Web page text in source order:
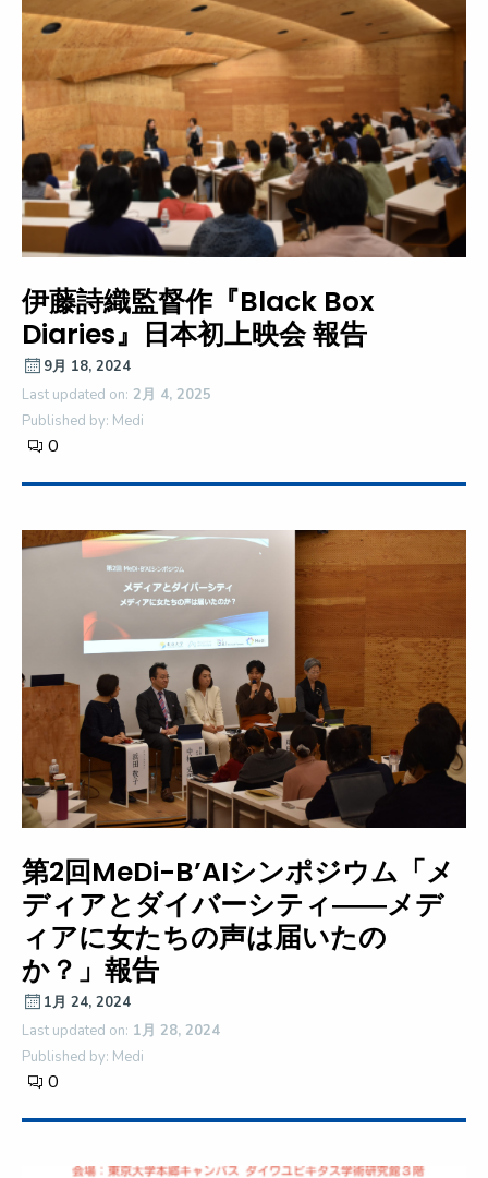
伊藤詩織監督作『Black Box
Diaries』日本初上映会 報告
9月 18, 2024
Last updated on: 2月 4, 2025
Published by: Medi
0
第2回MeDi-B’AIシンポジウム「メ
ディアとダイバーシティ――メデ
ィアに女たちの声は届いたの
か？」報告
1月 24, 2024
Last updated on: 1月 28, 2024
Published by: Medi
0